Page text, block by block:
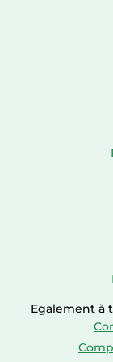
Egalement à